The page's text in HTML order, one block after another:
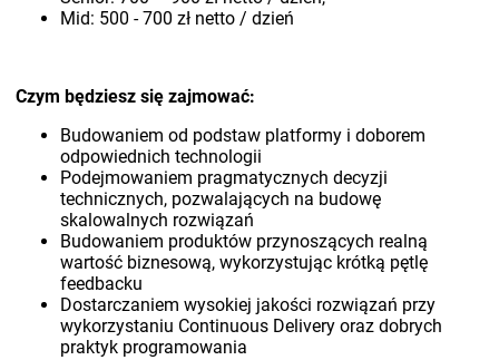
Mid: 500 - 700 zł netto / dzień
Czym będziesz się zajmować:
Budowaniem od podstaw platformy i doborem
odpowiednich technologii
Podejmowaniem pragmatycznych decyzji
technicznych, pozwalających na budowę
skalowalnych rozwiązań
Budowaniem produktów przynoszących realną
wartość biznesową, wykorzystując krótką pętlę
feedbacku
Dostarczaniem wysokiej jakości rozwiązań przy
wykorzystaniu Continuous Delivery oraz dobrych
praktyk programowania